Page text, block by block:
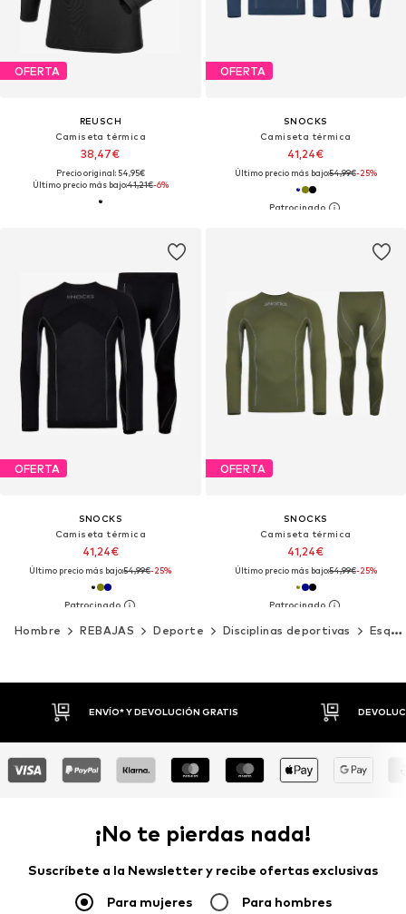
OFERTA
REUSCH
Camiseta térmica
38,47€
Precio original: 54,95€
Último precio más bajo:41,21€-6%
OFERTA
SNOCKS
Camiseta térmica
41,24€
Último precio más bajo:54,99€-25%
OFERTA
SNOCKS
Camiseta térmica
41,24€
Último precio más bajo:54,99€-25%
OFERTA
SNOCKS
Camiseta térmica
41,24€
Último precio más bajo:54,99€-25%
Hombre REBAJAS Deporte Disciplinas deportivas Esquí y snowboard
ENVÍO* Y DEVOLUCIÓN GRATIS
¡No te pierdas nada!
Suscríbete a la Newsletter y recibe ofertas exclusivas
Para mujeres Para hombres